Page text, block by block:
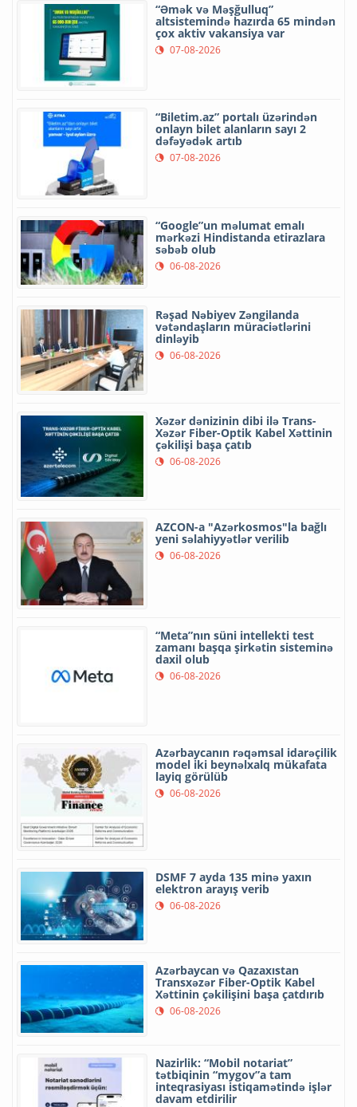
“Əmək və Məşğulluq”
altsistemində hazırda 65 mindən
çox aktiv vakansiya var
07-08-2026
“Biletim.az” portalı üzərindən
onlayn bilet alanların sayı 2
dəfəyədək artıb
07-08-2026
“Google”un məlumat emalı
mərkəzi Hindistanda etirazlara
səbəb olub
06-08-2026
Rəşad Nəbiyev Zəngilanda
vətəndaşların müraciətlərini
dinləyib
06-08-2026
Xəzər dənizinin dibi ilə Trans-
Xəzər Fiber-Optik Kabel Xəttinin
çəkilişi başa çatıb
06-08-2026
AZCON-a "Azərkosmos"la bağlı
yeni səlahiyyətlər verilib
06-08-2026
“Meta”nın süni intellekti test
zamanı başqa şirkətin sisteminə
daxil olub
06-08-2026
Azərbaycanın rəqəmsal idarəçilik
model iki beynəlxalq mükafata
layiq görülüb
06-08-2026
DSMF 7 ayda 135 minə yaxın
elektron arayış verib
06-08-2026
Azərbaycan və Qazaxıstan
Transxəzər Fiber-Optik Kabel
Xəttinin çəkilişini başa çatdırıb
06-08-2026
Nazirlik: “Mobil notariat”
tətbiqinin “mygov”a tam
inteqrasiyası istiqamətində işlər
davam etdirilir